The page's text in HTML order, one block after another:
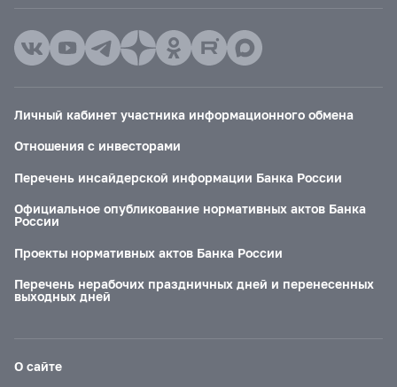
Личный кабинет участника информационного обмена
Отношения с инвесторами
Перечень инсайдерской информации Банка России
Официальное опубликование нормативных актов Банка
России
Проекты нормативных актов Банка России
Перечень нерабочих праздничных дней и перенесенных
выходных дней
О сайте